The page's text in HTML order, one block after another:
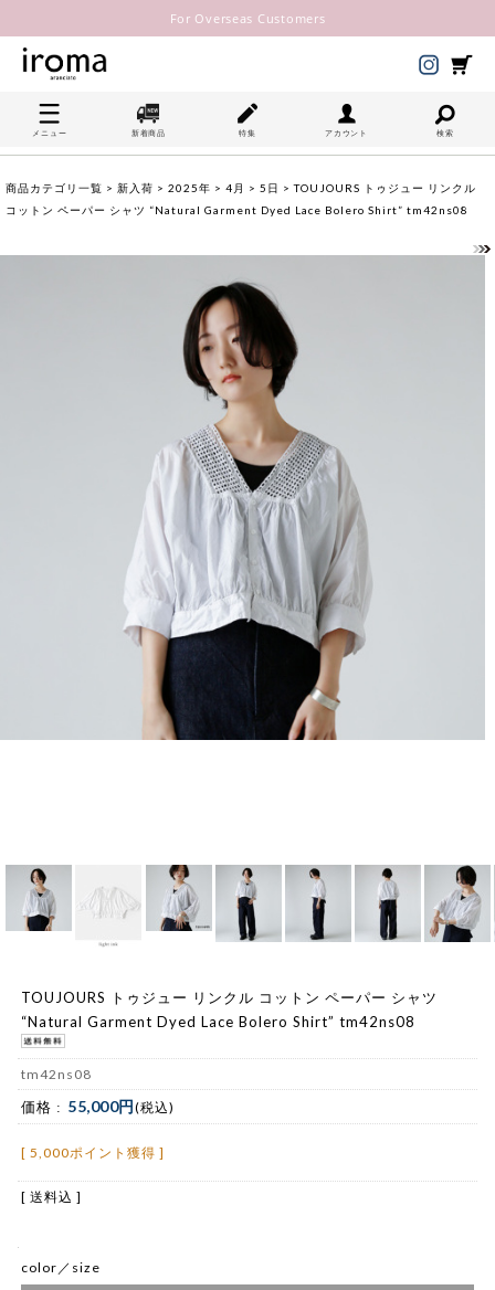
For Overseas Customers
メニュー 新着商品 特集 アカウント 検索
商品カテゴリ一覧 > 新入荷 > 2025年 > 4月 > 5日 > TOUJOURS トゥジュー リンクル
コットン ペーパー シャツ “Natural Garment Dyed Lace Bolero Shirt” tm42ns08
TOUJOURS トゥジュー リンクル コットン ペーパー シャツ
“Natural Garment Dyed Lace Bolero Shirt” tm42ns08
tm42ns08
価格 : 55,000円(税込)
[ 5,000ポイント獲得 ]
[ 送料込 ]
color／size